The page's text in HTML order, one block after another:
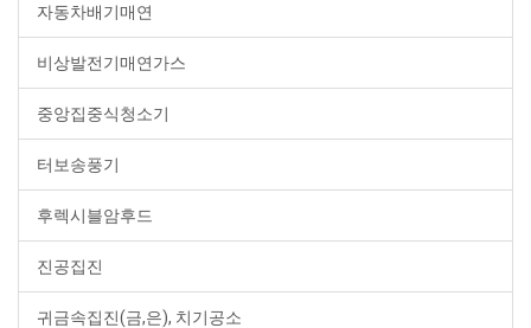
자동차배기매연
비상발전기매연가스
중앙집중식청소기
터보송풍기
후렉시블암후드
진공집진
귀금속집진(금,은), 치기공소